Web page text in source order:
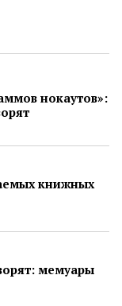
нокаутов»:
книжных
мемуары